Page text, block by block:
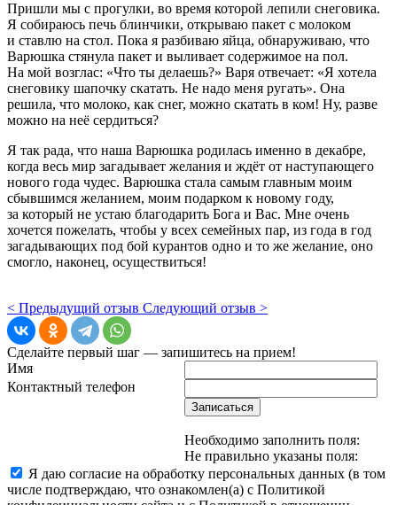
Пришли мы с прогулки, во время которой лепили снеговика.
Я собираюсь печь блинчики, открываю пакет с молоком
и ставлю на стол. Пока я разбиваю яйца, обнаруживаю, что
Варюшка стянула пакет и выливает содержимое на пол.
На мой возглас: «Что ты делаешь?» Варя отвечает: «Я хотела
снеговику шапочку скатать. Не надо меня ругать». Она
решила, что молоко, как снег, можно скатать в ком! Ну, разве
можно на неё сердиться?
Я так рада, что наша Варюшка родилась именно в декабре,
когда весь мир загадывает желания и ждёт от наступающего
нового года чудес. Варюшка стала самым главным моим
сбывшимся желанием, моим подарком к новому году,
за который не устаю благодарить Бога и Вас. Мне очень
хочется пожелать, чтобы у всех семейных пар, из года в год
загадывающих под бой курантов одно и то же желание, оно
смогло, наконец, осуществиться!
< Предыдущий отзыв Следующий отзыв >
Сделайте первый шаг — запишитесь на прием!
Имя
Контактный телефон
Записаться
Необходимо заполнить поля:
Не правильно указаны поля:
Я даю согласие на обработку персональных данных (в том
числе подтверждаю, что ознакомлен(а) с Политикой